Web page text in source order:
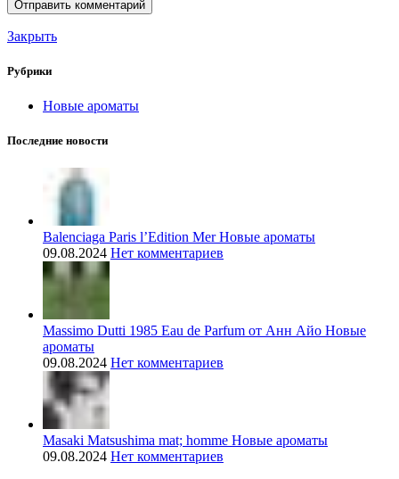
Закрыть
Рубрики
Новые ароматы
Последние новости
Balenciaga Paris l’Edition Mer Новые ароматы
09.08.2024 Нет комментариев
Massimo Dutti 1985 Eau de Parfum от Анн Айо Новые
ароматы
09.08.2024 Нет комментариев
Masaki Matsushima mat; homme Новые ароматы
09.08.2024 Нет комментариев